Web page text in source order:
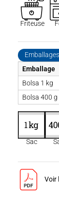
Friteuse
Emballage
Bolsa 1 kg
Bolsa 400 g
Sac
Voir